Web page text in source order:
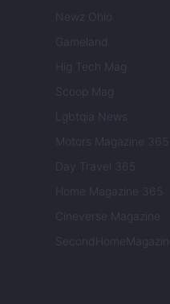
Newz Ohio
Gameland
Hig Tech Mag
Scoop Mag
Lgbtqia News
Motors Magazine 365
Day Travel 365
Home Magazine 365
Cineverse Magazine
SecondHomeMagazine